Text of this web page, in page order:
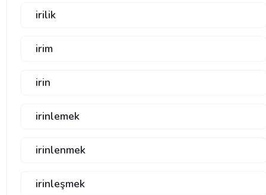
irilik
irim
irin
irinlemek
irinlenmek
irinleşmek